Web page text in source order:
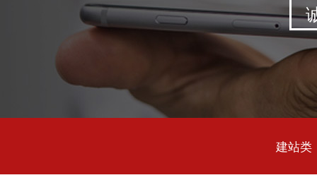
建站类